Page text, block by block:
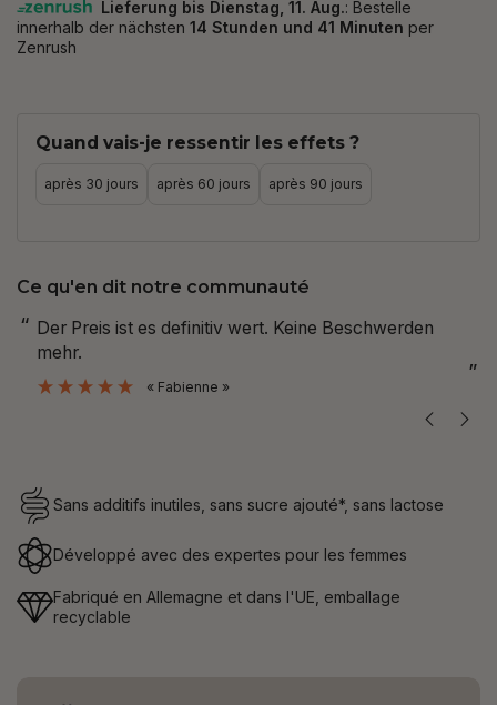
Quand vais-je ressentir les effets ?
après 30 jours après 60 jours après 90 jours
Ce qu'en dit notre communauté
“
habe es bereits auch meiner Cousine empfohlen.
Sans additifs inutiles, sans sucre ajouté*, sans lactose
Développé avec des expertes pour les femmes
Fabriqué en Allemagne et dans l'UE, emballage
recyclable